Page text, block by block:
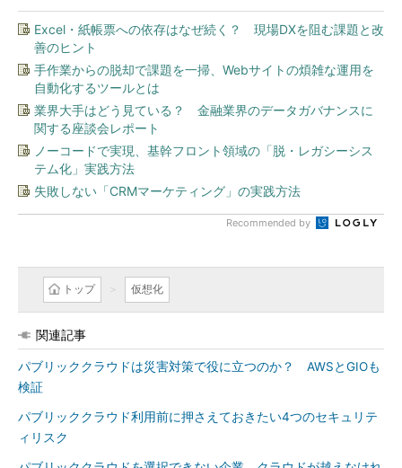
Excel・紙帳票への依存はなぜ続く？ 現場DXを阻む課題と改
善のヒント
手作業からの脱却で課題を一掃、Webサイトの煩雑な運用を
自動化するツールとは
業界大手はどう見ている？ 金融業界のデータガバナンスに
関する座談会レポート
ノーコードで実現、基幹フロント領域の「脱・レガシーシス
テム化」実践方法
失敗しない「CRMマーケティング」の実践方法
Recommended by
トップ 仮想化
関連記事
パブリッククラウドは災害対策で役に立つのか？ AWSとGIOも
検証
パブリッククラウド利用前に押さえておきたい4つのセキュリテ
ィリスク